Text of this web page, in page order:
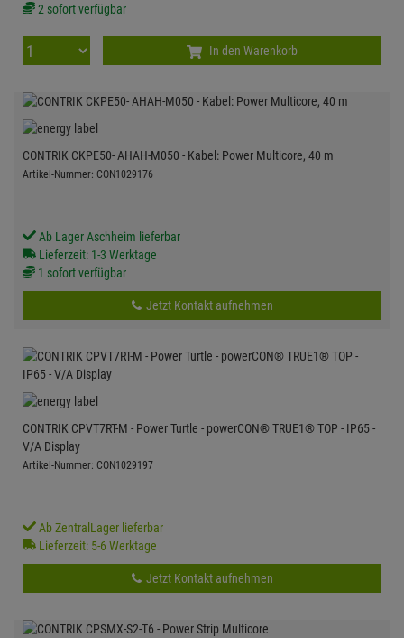
2 sofort verfügbar
In den Warenkorb
CONTRIK CKPE50- AHAH-M050 - Kabel: Power Multicore, 40 m
Artikel-Nummer: CON1029176
Ab Lager Aschheim lieferbar
Lieferzeit: 1-3 Werktage
1 sofort verfügbar
Jetzt Kontakt aufnehmen
CONTRIK CPVT7RT-M - Power Turtle - powerCON® TRUE1® TOP - IP65 -
V/A Display
Artikel-Nummer: CON1029197
Ab ZentralLager lieferbar
Lieferzeit: 5-6 Werktage
Jetzt Kontakt aufnehmen